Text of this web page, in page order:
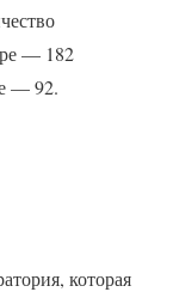
— 182
— 92.
которая